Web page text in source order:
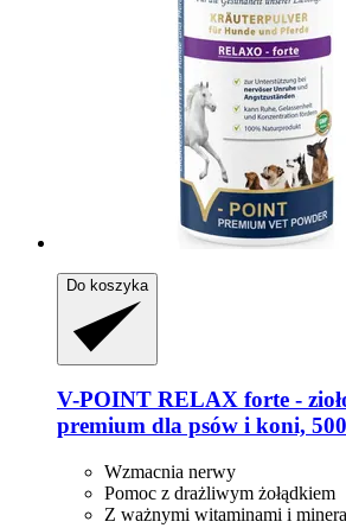
Do koszyka
V-POINT RELAX forte -​
premium dla psów i koni,
Wzmacnia nerwy
Pomoc z drażliwym żołądkiem
Z ważnymi witaminami i